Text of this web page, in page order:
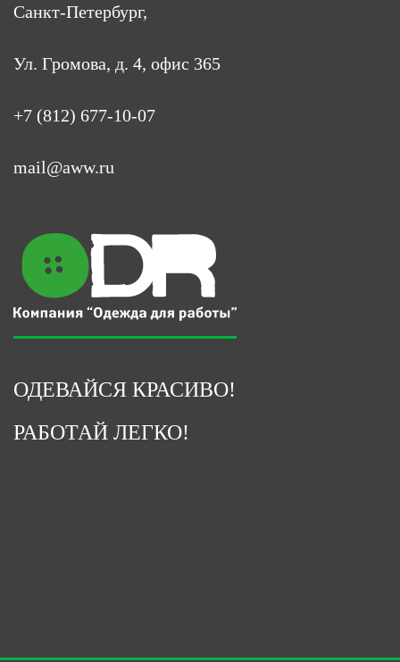
Санкт-Петербург,
Ул. Громова, д. 4, офис 365
+7 (812) 677-10-07
mail@aww.ru
ОДЕВАЙСЯ КРАСИВО!
РАБОТАЙ ЛЕГКО!